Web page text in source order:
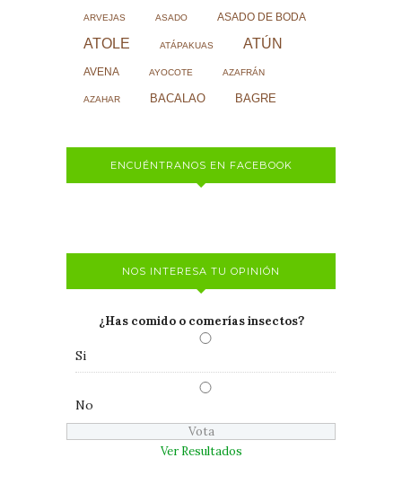
ARVEJAS ASADO ASADO DE BODA
ATOLE ATÁPAKUAS ATÚN
AVENA AYOCOTE AZAFRÁN
AZAHAR BACALAO BAGRE
ENCUÉNTRANOS EN FACEBOOK
NOS INTERESA TU OPINIÓN
¿Has comido o comerías insectos?
Si
No
Ver Resultados